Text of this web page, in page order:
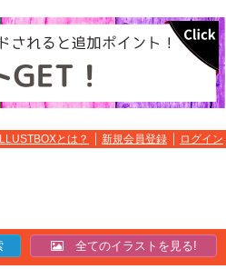
ILLUSTBOXとは？ 新規会員登録 ログイン
全てのイラストを見る!